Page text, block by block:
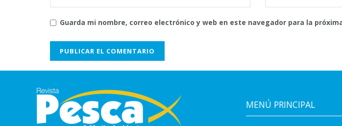
Guarda mi nombre, correo electrónico y web en este navegador para la
MENÚ PRINCIPAL